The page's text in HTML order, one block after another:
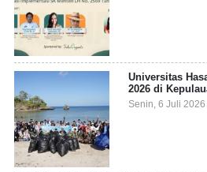
Universitas
2026 di
dari 27 Negara
Senin, 6 Juli